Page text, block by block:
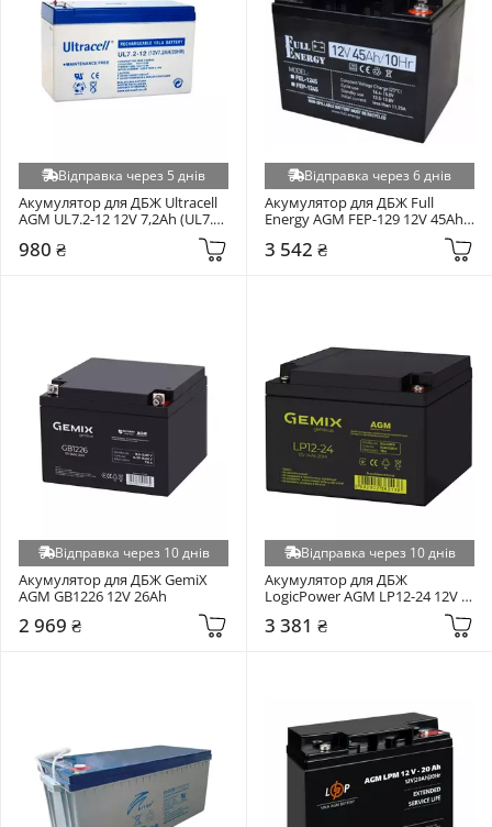
Відправка через 5 днів
Акумулятор для ДБЖ Ultracell
AGM UL7.2-12 12V 7,2Ah (UL7.2-
980 ₴
Відправка через 6 днів
Акумулятор для ДБЖ Full
Energy AGM FEP-129 12V 45Ah
3 542 ₴
Відправка через 10 днів
Акумулятор для ДБЖ GemiX
AGM GB1226 12V 26Ah
2 969 ₴
Відправка через 10 днів
Акумулятор для ДБЖ
LogicPower AGM LP12-24 12V
3 381 ₴